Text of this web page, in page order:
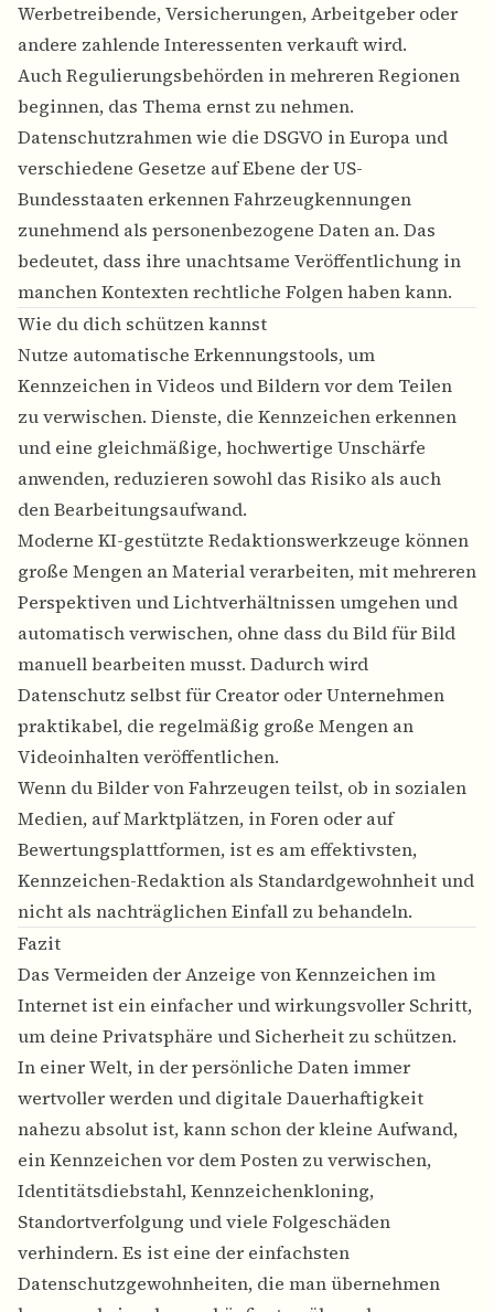
Werbetreibende, Versicherungen, Arbeitgeber oder
andere zahlende Interessenten verkauft wird.
Auch Regulierungsbehörden in mehreren Regionen
beginnen, das Thema ernst zu nehmen.
Datenschutzrahmen wie die DSGVO in Europa und
verschiedene Gesetze auf Ebene der US-
Bundesstaaten erkennen Fahrzeugkennungen
zunehmend als personenbezogene Daten an. Das
bedeutet, dass ihre unachtsame Veröffentlichung in
manchen Kontexten rechtliche Folgen haben kann.
Wie du dich schützen kannst
Nutze automatische Erkennungstools, um
Kennzeichen in Videos und Bildern vor dem Teilen
zu verwischen. Dienste, die Kennzeichen erkennen
und eine gleichmäßige, hochwertige Unschärfe
anwenden, reduzieren sowohl das Risiko als auch
den Bearbeitungsaufwand.
Moderne KI-gestützte Redaktionswerkzeuge können
große Mengen an Material verarbeiten, mit mehreren
Perspektiven und Lichtverhältnissen umgehen und
automatisch verwischen, ohne dass du Bild für Bild
manuell bearbeiten musst. Dadurch wird
Datenschutz selbst für Creator oder Unternehmen
praktikabel, die regelmäßig große Mengen an
Videoinhalten veröffentlichen.
Wenn du Bilder von Fahrzeugen teilst, ob in sozialen
Medien, auf Marktplätzen, in Foren oder auf
Bewertungsplattformen, ist es am effektivsten,
Kennzeichen-Redaktion als Standardgewohnheit und
nicht als nachträglichen Einfall zu behandeln.
Fazit
Das Vermeiden der Anzeige vonKennzeichen im
Internet ist ein einfacher und wirkungsvoller Schritt,
um deine Privatsphäre und Sicherheit zu schützen.
In einer Welt, in der persönliche Daten immer
wertvoller werden und digitale Dauerhaftigkeit
nahezu absolut ist, kann schon der kleine Aufwand,
ein Kennzeichen vor dem Posten zu verwischen,
Identitätsdiebstahl, Kennzeichenkloning,
Standortverfolgung und viele Folgeschäden
verhindern. Es ist eine der einfachsten
Datenschutzgewohnheiten, die man übernehmen